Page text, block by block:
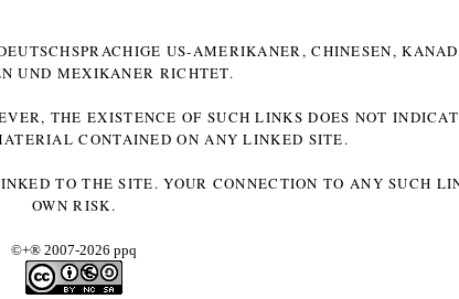
US-AMERIKANER, CHINESEN,
UND MEXIKANER RICHTET.
THE EXISTENCE OF SUCH LINKS DOES NOT
CONTAINED ON ANY LINKED SITE.
TO THE SITE. YOUR CONNECTION TO ANY SUCH
OWN RISK.
©+® 2007-2026 ppq